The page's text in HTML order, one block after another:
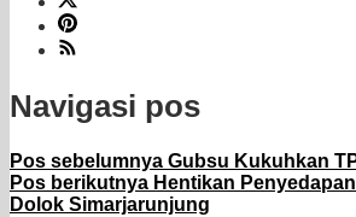
Navigasi pos
Pos sebelumnya Gubsu Kukuhkan
Pos berikutnya Hentikan
Dolok Simarjarunjung